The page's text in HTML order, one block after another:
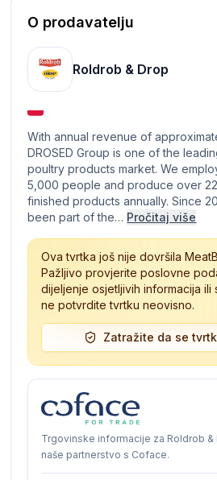
O prodavatelju
Roldrob & Drop
With annual revenue of
DROSED Group is one of the
poultry products market. We
5,000 people and produce over
finished products annually. Since
been part of the… Pročitaj više
Ova tvrtka još nije dovršila
Pažljivo provjerite poslovne
dijeljenje osjetljivih informacija ili
ne potvrdite tvrtku neovisno.
Zatražite da se
Trgovinske informacije za Roldrob
naše partnerstvo s Coface.